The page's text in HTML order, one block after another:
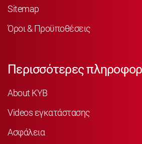
Sitemap
Όροι & Προϋποθέσεις
Περισσότερες
About KYB
Videos εγκατάστασης
Ασφάλεια